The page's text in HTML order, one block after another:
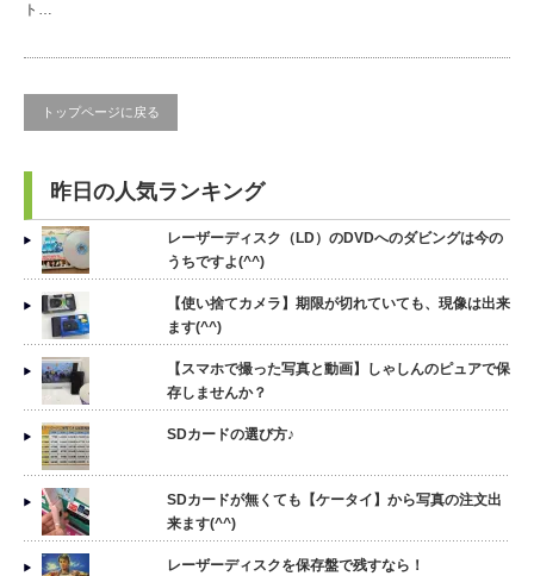
ト…
トップページに戻る
昨日の人気ランキング
レーザーディスク（LD）のDVDへのダビングは今の
うちですよ(^^)
【使い捨てカメラ】期限が切れていても、現像は出来
ます(^^)
【スマホで撮った写真と動画】しゃしんのピュアで保
存しませんか？
SDカードの選び方♪
SDカードが無くても【ケータイ】から写真の注文出
来ます(^^)
レーザーディスクを保存盤で残すなら！